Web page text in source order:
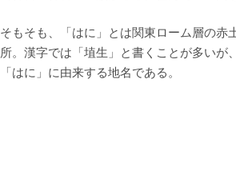
そもそも、「はに」とは関東ローム層の赤
所。漢字では「埴生」と書くことが多いが
「はに」に由来する地名である。